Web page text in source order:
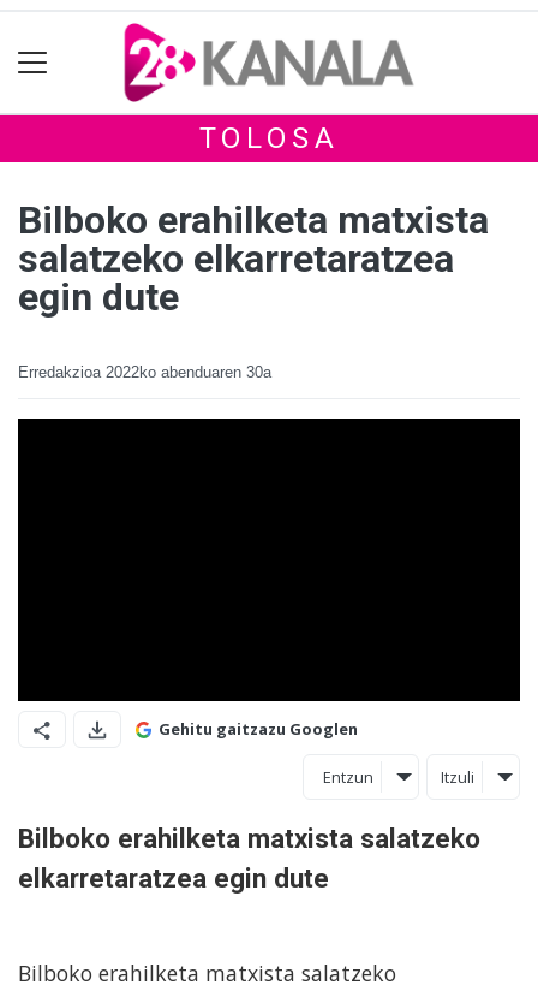
TOLOSA
Bilboko erahilketa matxista
salatzeko elkarretaratzea
egin dute
Erredakzioa 2022ko abenduaren 30a
Gehitu gaitzazu Googlen
Entzun Itzuli
Bilboko erahilketa matxista salatzeko
elkarretaratzea egin dute
Bilboko erahilketa matxista salatzeko